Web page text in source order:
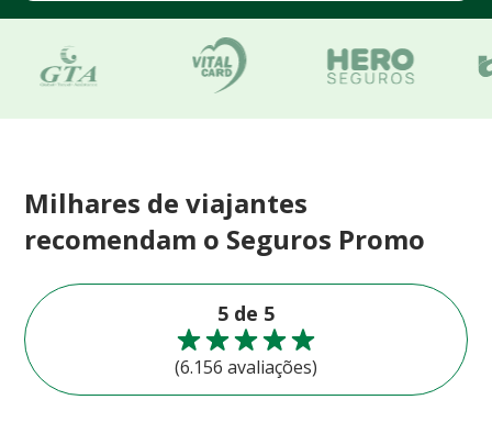
Milhares de viajantes
recomendam o Seguros Promo
5 de 5
(6.156 avaliações)